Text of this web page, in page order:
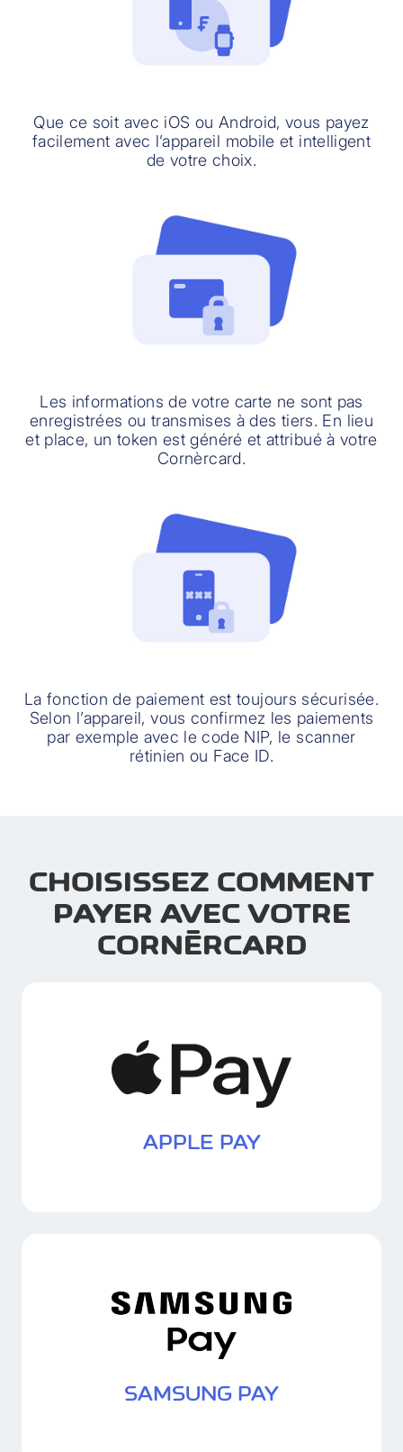
Que ce soit avec iOS ou Android, vous payez
facilement avec l’appareil mobile et intelligent
de votre choix.
Les informations de votre carte ne sont pas
enregistrées ou transmises à des tiers. En lieu
et place, un token est généré et attribué à votre
Cornèrcard.
La fonction de paiement est toujours sécurisée.
Selon l’appareil, vous confirmez les paiements
par exemple avec le code NIP, le scanner
rétinien ou Face ID.
CHOISISSEZ COMMENT
PAYER AVEC VOTRE
CORNÈRCARD
APPLE PAY
SAMSUNG PAY